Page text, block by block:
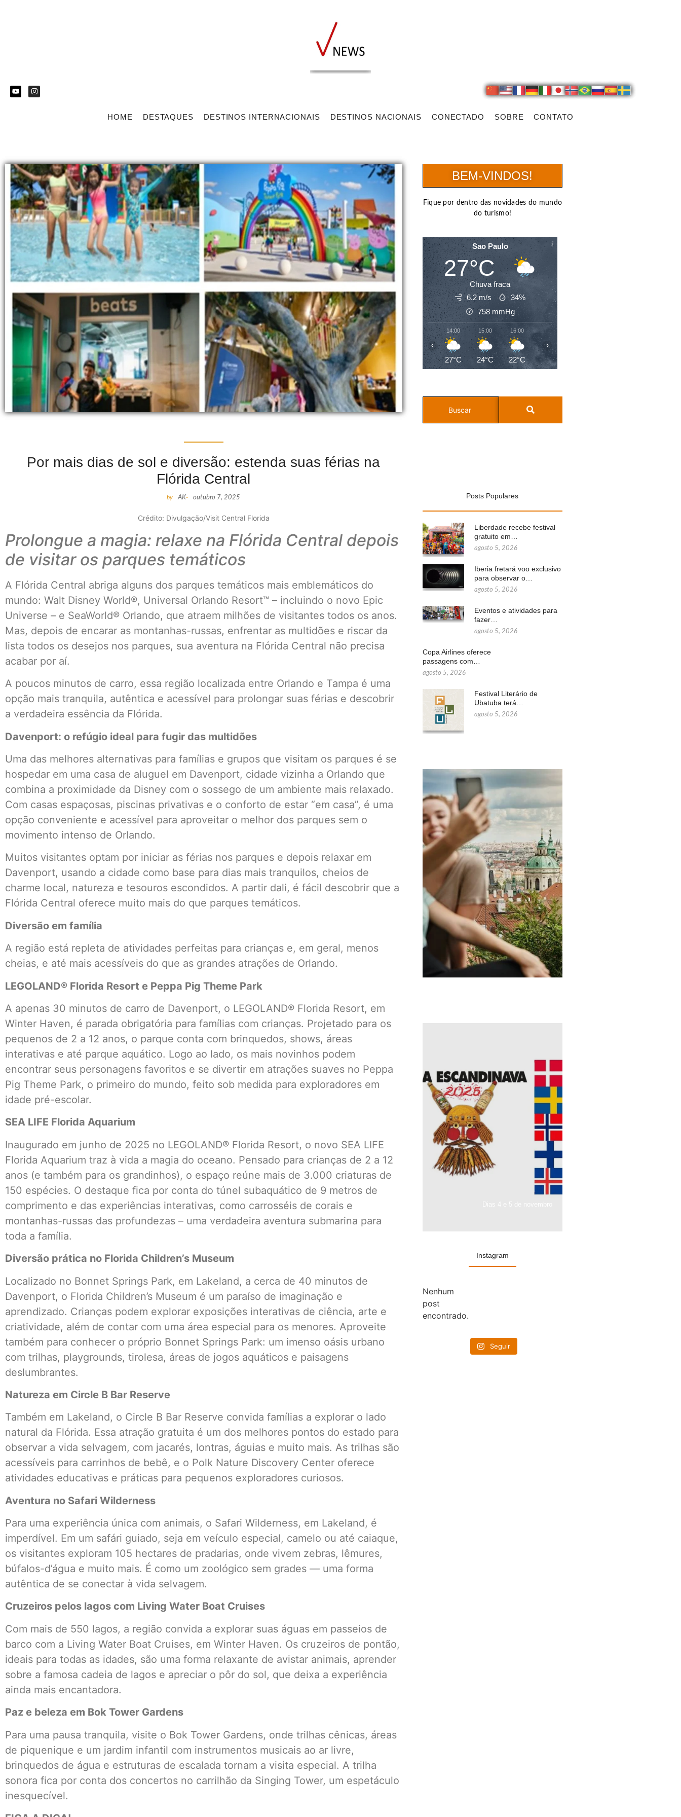
HOME DESTAQUES DESTINOS INTERNACIONAIS DESTINOS NACIONAIS CONECTADO SOBRE CONTATO
Por mais dias de sol e diversão: estenda suas férias na
Flórida Central
by AK- outubro 7, 2025
Crédito: Divulgação/Visit Central Florida
Prolongue a magia: relaxe na Flórida Central depois
de visitar os parques temáticos
A Flórida Central abriga alguns dos parques temáticos mais emblemáticos do
mundo: Walt Disney World®, Universal Orlando Resort™ – incluindo o novo Epic
Universe – e SeaWorld® Orlando, que atraem milhões de visitantes todos os anos.
Mas, depois de encarar as montanhas-russas, enfrentar as multidões e riscar da
lista todos os desejos nos parques, sua aventura na Flórida Central não precisa
acabar por aí.
A poucos minutos de carro, essa região localizada entre Orlando e Tampa é uma
opção mais tranquila, autêntica e acessível para prolongar suas férias e descobrir
a verdadeira essência da Flórida.
Davenport: o refúgio ideal para fugir das multidões
Uma das melhores alternativas para famílias e grupos que visitam os parques é se
hospedar em uma casa de aluguel em Davenport, cidade vizinha a Orlando que
combina a proximidade da Disney com o sossego de um ambiente mais relaxado.
Com casas espaçosas, piscinas privativas e o conforto de estar “em casa”, é uma
opção conveniente e acessível para aproveitar o melhor dos parques sem o
movimento intenso de Orlando.
Muitos visitantes optam por iniciar as férias nos parques e depois relaxar em
Davenport, usando a cidade como base para dias mais tranquilos, cheios de
charme local, natureza e tesouros escondidos. A partir dali, é fácil descobrir que a
Flórida Central oferece muito mais do que parques temáticos.
Diversão em família
A região está repleta de atividades perfeitas para crianças e, em geral, menos
cheias, e até mais acessíveis do que as grandes atrações de Orlando.
LEGOLAND® Florida Resort e Peppa Pig Theme Park
A apenas 30 minutos de carro de Davenport, o LEGOLAND® Florida Resort, em
Winter Haven, é parada obrigatória para famílias com crianças. Projetado para os
pequenos de 2 a 12 anos, o parque conta com brinquedos, shows, áreas
interativas e até parque aquático. Logo ao lado, os mais novinhos podem
encontrar seus personagens favoritos e se divertir em atrações suaves no Peppa
Pig Theme Park, o primeiro do mundo, feito sob medida para exploradores em
idade pré-escolar.
SEA LIFE Florida Aquarium
Inaugurado em junho de 2025 no LEGOLAND® Florida Resort, o novo SEA LIFE
Florida Aquarium traz à vida a magia do oceano. Pensado para crianças de 2 a 12
anos (e também para os grandinhos), o espaço reúne mais de 3.000 criaturas de
150 espécies. O destaque fica por conta do túnel subaquático de 9 metros de
comprimento e das experiências interativas, como carrosséis de corais e
montanhas-russas das profundezas – uma verdadeira aventura submarina para
toda a família.
Diversão prática no Florida Children’s Museum
Localizado no Bonnet Springs Park, em Lakeland, a cerca de 40 minutos de
Davenport, o Florida Children’s Museum é um paraíso de imaginação e
aprendizado. Crianças podem explorar exposições interativas de ciência, arte e
criatividade, além de contar com uma área especial para os menores. Aproveite
também para conhecer o próprio Bonnet Springs Park: um imenso oásis urbano
com trilhas, playgrounds, tirolesa, áreas de jogos aquáticos e paisagens
deslumbrantes.
Natureza em Circle B Bar Reserve
Também em Lakeland, o Circle B Bar Reserve convida famílias a explorar o lado
natural da Flórida. Essa atração gratuita é um dos melhores pontos do estado para
observar a vida selvagem, com jacarés, lontras, águias e muito mais. As trilhas são
acessíveis para carrinhos de bebê, e o Polk Nature Discovery Center oferece
atividades educativas e práticas para pequenos exploradores curiosos.
Aventura no Safari Wilderness
Para uma experiência única com animais, o Safari Wilderness, em Lakeland, é
imperdível. Em um safári guiado, seja em veículo especial, camelo ou até caiaque,
os visitantes exploram 105 hectares de pradarias, onde vivem zebras, lêmures,
búfalos-d’água e muito mais. É como um zoológico sem grades — uma forma
autêntica de se conectar à vida selvagem.
Cruzeiros pelos lagos com Living Water Boat Cruises
Com mais de 550 lagos, a região convida a explorar suas águas em passeios de
barco com a Living Water Boat Cruises, em Winter Haven. Os cruzeiros de pontão,
ideais para todas as idades, são uma forma relaxante de avistar animais, aprender
sobre a famosa cadeia de lagos e apreciar o pôr do sol, que deixa a experiência
ainda mais encantadora.
Paz e beleza em Bok Tower Gardens
Para uma pausa tranquila, visite o Bok Tower Gardens, onde trilhas cênicas, áreas
de piquenique e um jardim infantil com instrumentos musicais ao ar livre,
brinquedos de água e estruturas de escalada tornam a visita especial. A trilha
sonora fica por conta dos concertos no carrilhão da Singing Tower, um espetáculo
inesquecível.
BEM-VINDOS!
Fique por dentro das novidades do mundo
do turismo!
Sao Paulo
27°C
Chuva fraca
6.2 m/s
34%
758 mmHg
14:00
27°C
15:00
24°C
16:00
22°C
17:00
21°C
‹ ›
Posts Populares
Liberdade recebe festival
gratuito em…
agosto 5, 2026
Iberia fretará voo exclusivo
para observar o…
agosto 5, 2026
Eventos e atividades para
fazer…
agosto 5, 2026
Copa Airlines oferece
passagens com…
agosto 5, 2026
Festival Literário de
Ubatuba terá…
agosto 5, 2026
Instagram
Nenhum
post
encontrado.
Seguir